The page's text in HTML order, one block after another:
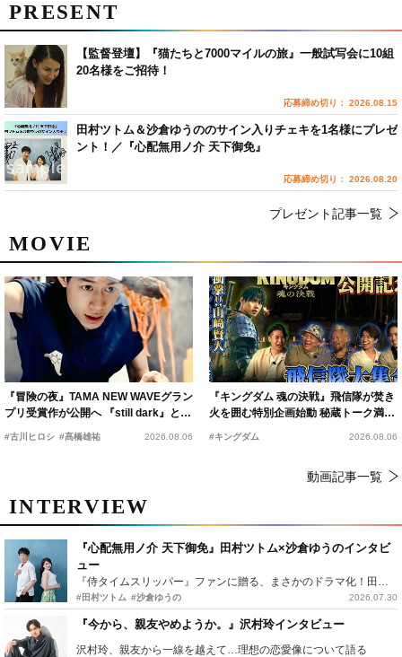
MOVIE
『冒険の夜』TAMA NEW WAVEグラン
プリ受賞作が公開へ 『still dark』と同
時上映決定
#古川ヒロシ #髙橋雄祐 2026.08.06
『キングダム 魂の決戦』飛信隊が焚き
火を囲む特別企画始動 秘蔵トーク満載
の“キングダムキャンプ”開催
#キングダム 2026.08.06
動画記事一覧
INTERVIEW
『心配無用ノ介 天下御免』田村ツトム×沙倉ゆうのインタビ
ュー
『侍タイムスリッパー』ファンに贈る、まさかのドラマ化！田村ツトム×沙倉ゆうのが語る『心配無用ノ介』撮影秘話
#田村ツトム #沙倉ゆうの 2026.07.30
『今から、親友やめようか。』沢村玲インタビュー
沢村玲、親友から一線を越えて…理想の恋愛像について語る
PRESENT
【監督登壇】『猫たちと7000マイルの旅』一般試写会に10組
20名様をご招待！
応募締め切り： 2026.08.15
田村ツトム＆沙倉ゆうののサイン入りチェキを1名様にプレゼ
ント！／『心配無用ノ介 天下御免』
応募締め切り： 2026.08.20
プレゼント記事一覧